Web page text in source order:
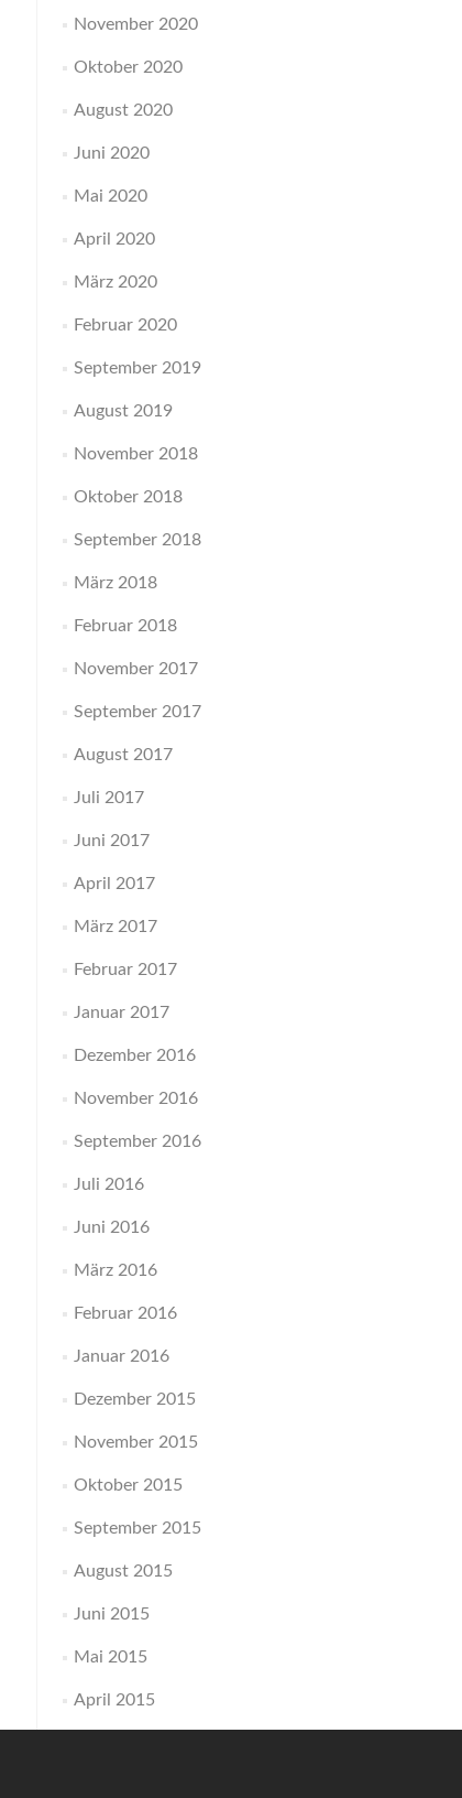
November 2020
Oktober 2020
August 2020
Juni 2020
Mai 2020
April 2020
März 2020
Februar 2020
September 2019
August 2019
November 2018
Oktober 2018
September 2018
März 2018
Februar 2018
November 2017
September 2017
August 2017
Juli 2017
Juni 2017
April 2017
März 2017
Februar 2017
Januar 2017
Dezember 2016
November 2016
September 2016
Juli 2016
Juni 2016
März 2016
Februar 2016
Januar 2016
Dezember 2015
November 2015
Oktober 2015
September 2015
August 2015
Juni 2015
Mai 2015
April 2015